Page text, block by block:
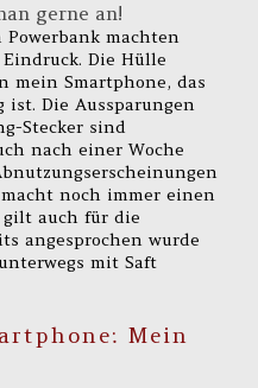
gerne an!
machten
Die Hülle
mein Smartphone, das
ist. Die Aussparungen
Stecker sind
nach einer Woche
noch immer einen
gilt auch für die
angesprochen wurde
mit Saft
Mein